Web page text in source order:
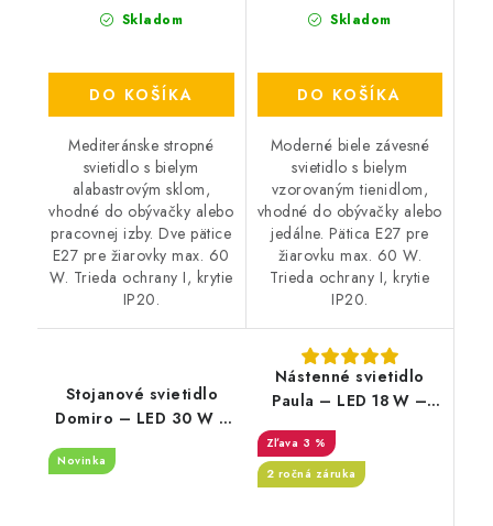
Skladom
DO KOŠÍKA
Mediteránske stropné
svietidlo s bielym
alabastrovým sklom,
vhodné do obývačky alebo
pracovnej izby. Dve pätice
E27 pre žiarovky max. 60
W. Trieda ochrany I, krytie
IP20.
Skladom
DO KOŠÍKA
Moderné biele závesné
svietidlo s bielym
vzorovaným tienidlom,
vhodné do obývačky alebo
jedálne. Pätica E27 pre
žiarovku max. 60 W.
Trieda ochrany I, krytie
IP20.
Stojanové svietidlo
Domiro – LED 30 W +
E27 – 3000 K
Novinka
Nástenné svietidlo
Paula – LED 18 W –
1400 lm – 4000 K –
IP20
3 %
2 ročná záruka